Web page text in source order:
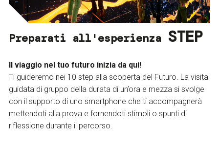
Preparati all'esperienza STEP
Il viaggio nel tuo futuro inizia da qui!
Ti guideremo nei 10 step alla scoperta del Futuro. La visita
guidata di gruppo della durata di un’ora e mezza si svolge
con il supporto di uno smartphone che ti accompagnerà
mettendoti alla prova e fornendoti stimoli o spunti di
riflessione durante il percorso.